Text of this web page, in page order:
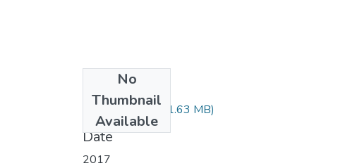
No
Thumbnail
Available
حناش حسان.pdf (1.63 MB)
Date
2017